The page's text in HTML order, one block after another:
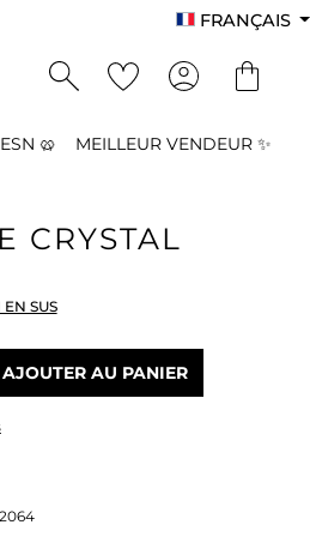
FRANÇAIS
🥨 MEILLEUR VENDEUR ✨
CRYSTAL
SUS
: Entrez la
AJOUTER AU PANIER